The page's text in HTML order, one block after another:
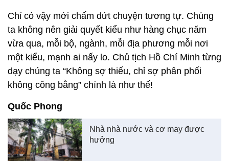
Chỉ có vậy mới chấm dứt chuyện tương tự. Chúng
ta không nên giải quyết kiểu như hàng chục năm
vừa qua, mỗi bộ, ngành, mỗi địa phương mỗi nơi
một kiểu, mạnh ai nấy lo. Chủ tịch Hồ Chí Minh từng
dạy chúng ta “Không sợ thiếu, chỉ sợ phân phối
không công bằng” chính là như thế!
Quốc Phong
Nhà nhà nước và cơ may được
hưởng